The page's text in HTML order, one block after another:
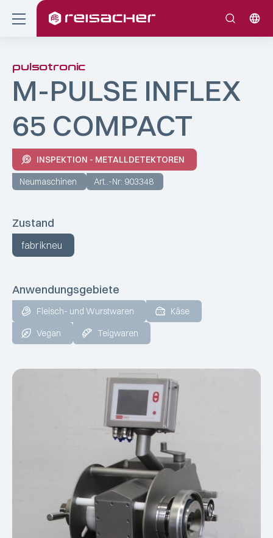
pulsotronic
M-PULSE INFLEX
65 COMPACT
INSPEKTION - METALLDETEKTOREN
Neumaschinen
Art..-Nr: 903348
Zustand
fabrikneu
Anwendungsgebiete
Fleisch- und Wurstwaren
Käse
Vegan
Teigwaren